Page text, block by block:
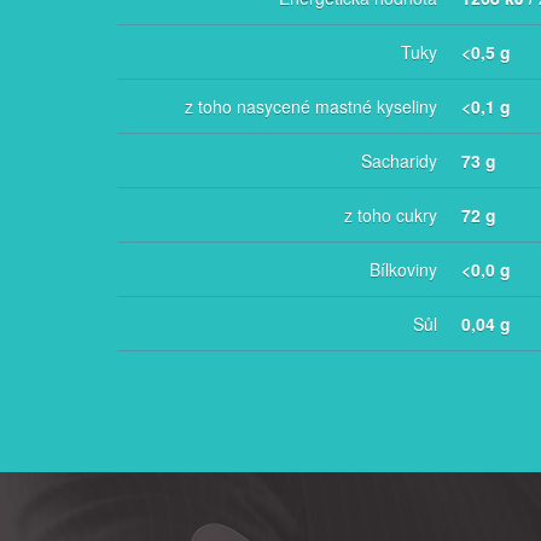
Tuky <0,5 g
z toho nasycené mastné kyseliny <0,1 g
Sacharidy 73 g
z toho cukry 72 g
Bílkoviny <0,0 g
Sůl 0,04 g